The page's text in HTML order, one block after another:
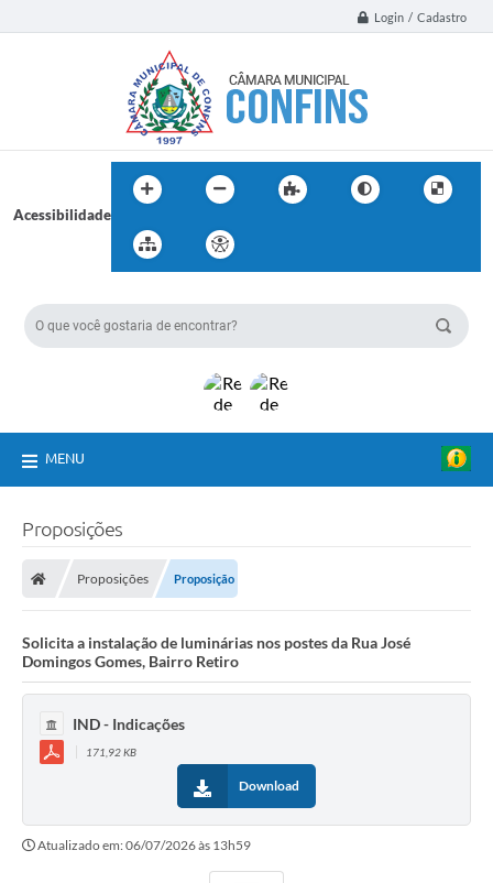
Login / Cadastro
Acessibilidade
MENU
Proposições
Proposições Proposição
Solicita a instalação de luminárias nos postes da Rua José
Domingos Gomes, Bairro Retiro
IND - Indicações
171,92 KB
Download
Atualizado em: 06/07/2026 às 13h59